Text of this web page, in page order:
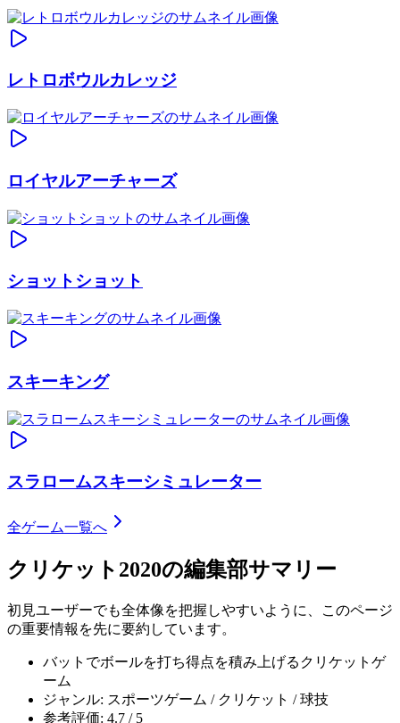
レトロボウルカレッジ
ロイヤルアーチャーズ
ショットショット
スキーキング
スラロームスキーシミュレーター
全ゲーム一覧へ
クリケット2020の編集部サマリー
初見ユーザーでも全体像を把握しやすいように、このページ
の重要情報を先に要約しています。
バットでボールを打ち得点を積み上げるクリケットゲ
ーム
ジャンル: スポーツゲーム / クリケット / 球技
参考評価: 4.7 / 5